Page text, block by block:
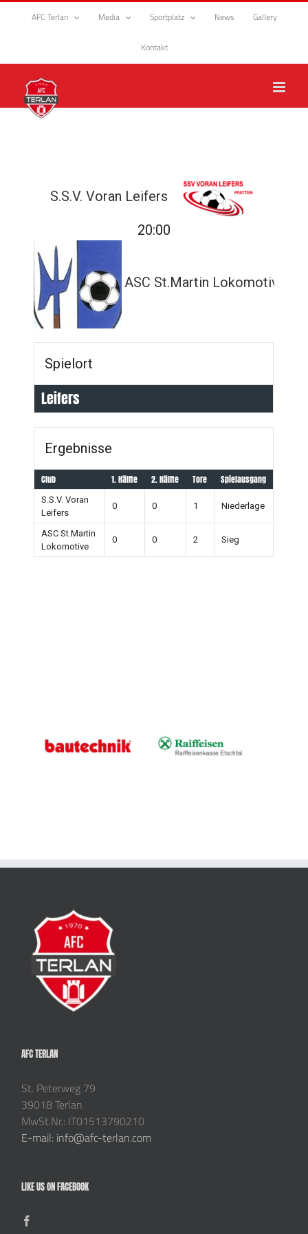
Zum
AFC Terlan Media Sportplatz News Gallery
Kontakt
S.S.V. Voran Leifers
20:00
ASC St.Martin Lokomotive
Spielort
Leifers
Ergebnisse
Club 1. Hälfte 2. Hälfte Tore Spielausgang
S.S.V. Voran
Leifers
0 0 1 Niederlage
ASC St.Martin
Lokomotive
0 0 2 Sieg
AFC TERLAN
St. Peterweg 79
39018 Terlan
MwSt.Nr.: IT01513790210
E-mail: info@afc-terlan.com
LIKE US ON FACEBOOK